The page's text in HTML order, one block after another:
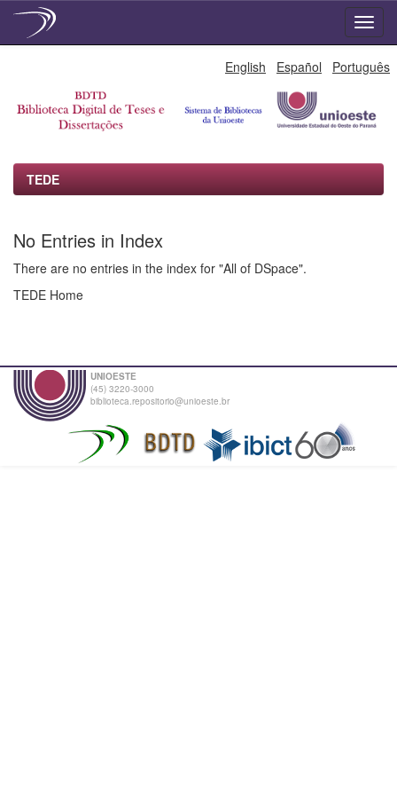
English Español Português
TEDE
No Entries in Index
There are no entries in the index for "All of DSpace".
TEDE Home
UNIOESTE
(45) 3220-3000
biblioteca.repositorio@unioeste.br